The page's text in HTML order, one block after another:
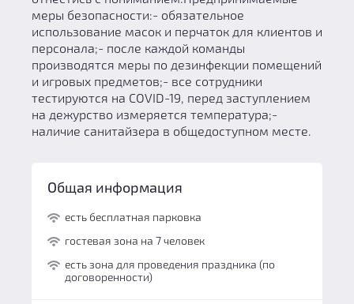
меры безопасности:- обязательное
использование масок и перчаток для клиентов и
персонала;- после каждой команды
производятся меры по дезинфекции помещений
и игровых предметов;- все сотрудники
тестируются на COVID-19, перед заступлением
на дежурство измеряется температура;-
наличие санитайзера в общедоступном месте.
Общая информация
есть бесплатная парковка
гостевая зона на 7 человек
есть зона для проведения праздника (по
договоренности)